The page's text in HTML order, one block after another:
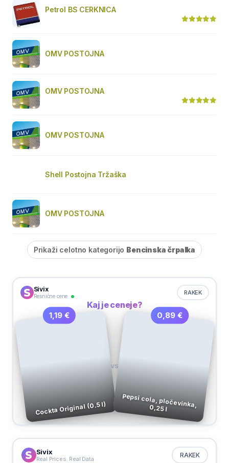
Petrol BS CERKNICA
OMV POSTOJNA
OMV POSTOJNA
OMV POSTOJNA
Shell Postojna Tržaška
OMV POSTOJNA
Prikaži celotno kategorijo Bencinska črpalka
Sivix
Resnične cene
RAKEK
Kaj je ceneje?
1,19 €
Cockta Original (0.5 l)
VS
0,89 €
Pepsi cola, pločevinka,
0,25 l
Sivix
Real Prices. Real Data RAKEK